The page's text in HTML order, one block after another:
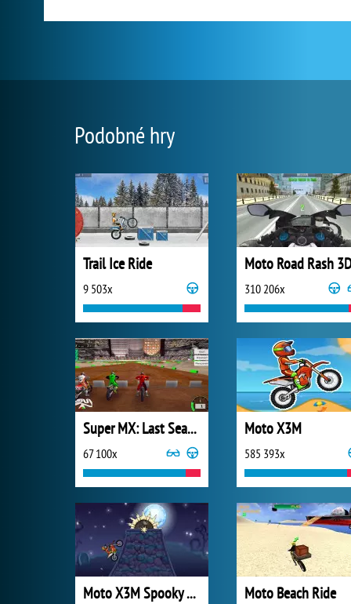
Podobné hry
Trail Ice Ride
9 503x
Moto Road Rash
310 206x
Super MX: Last Season
67 100x
Moto X3M
585 393x
Moto X3M Spooky Land Moto Beach Ride